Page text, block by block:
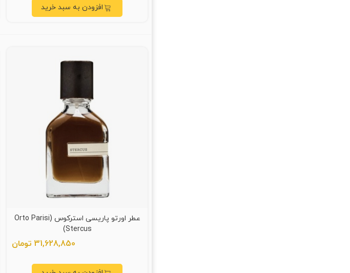
افزودن به سبد خرید
عطر اورتو پاریسی استرکوس (Orto Parisi
Stercus)
31,628,850 تومان